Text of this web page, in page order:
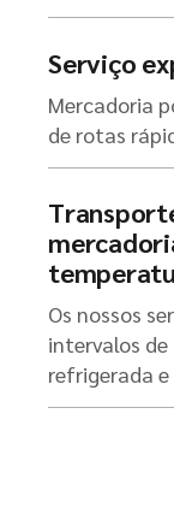
Serviço
Mercadoria
de rotas
Os nossos
intervalos
refrigerada e